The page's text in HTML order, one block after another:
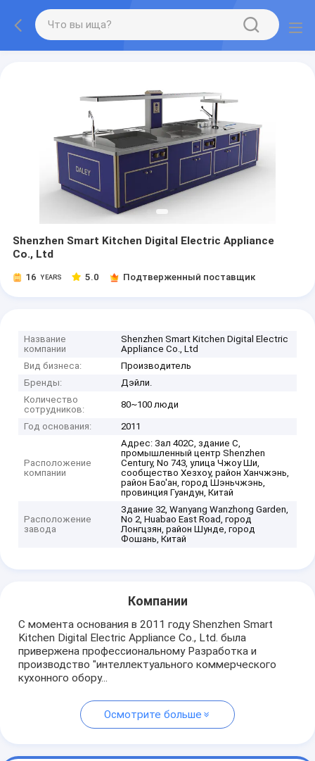
Shenzhen Smart Kitchen Digital Electric Appliance
Co., Ltd
16 YEARS 5.0 Подтверженный поставщик
Название
компании
Shenzhen Smart Kitchen Digital Electric
Appliance Co., Ltd
Вид бизнеса:
Производитель
Бренды:
Дэйли.
Количество
сотрудников:
80~100 люди
Год основания: 2011
Расположение
компании
Адрес: Зал 402C, здание C,
промышленный центр Shenzhen
Century, No 743, улица Чжоу Ши,
сообщество Хезхоу, район Ханчжэнь,
район Бао'ан, город Шэньчжэнь,
провинция Гуандун, Китай
Расположение
завода
Здание 32, Wanyang Wanzhong Garden,
No 2, Huabao East Road, город
Лонгцзян, район Шунде, город
Фошань, Китай
Компании
С момента основания в 2011 году Shenzhen Smart
Kitchen Digital Electric Appliance Co., Ltd. была
привержена профессиональному Разработка и
производство "интеллектуального коммерческого
кухонного обору...
Осмотрите больше